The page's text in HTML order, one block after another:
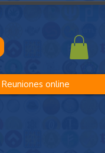
Reuniones online